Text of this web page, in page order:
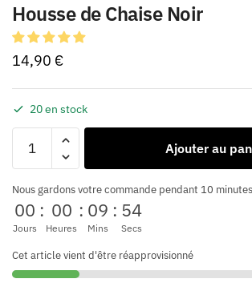
Housse de Chaise Noir
14,90 €
20 en stock
Ajouter au
Nous gardons votre commande pendant 10 minutes
00
Jours
: 00
Heures
: 09
Mins
: 54
Secs
Cet article vient d'être réapprovisionné